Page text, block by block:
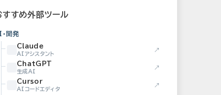
すすめ外部ツール
開発
Claude
AIアシスタント
↗
ChatGPT
生成AI
↗
Cursor
AIコードエディタ
↗